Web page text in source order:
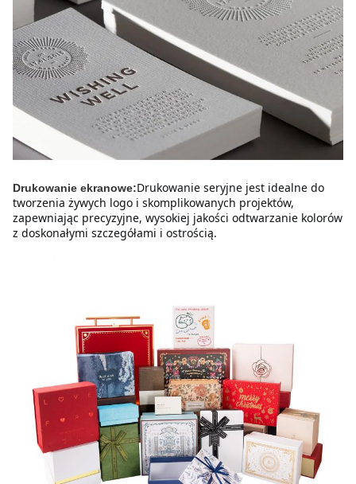
Drukowanie ekranowe:Drukowanie seryjne jest idealne do
tworzenia żywych logo i skomplikowanych projektów,
zapewniając precyzyjne, wysokiej jakości odtwarzanie kolorów
z doskonałymi szczegółami i ostrością.